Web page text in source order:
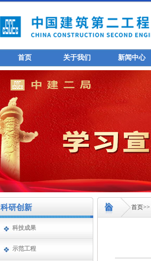
首页 关于我们 新闻中心
科研创新
科技成果
示范工程
首页>>